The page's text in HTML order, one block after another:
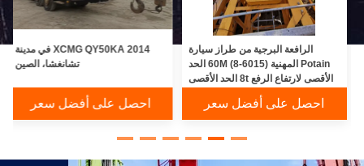
الرافعة البرجية من طراز سيارة
Potain المهنية (6015-8) 60M الحد
الأقصى لارتفاع الرفع 8t الحد الأقصى
احصل على أفضل سعر
2014 XCMG QY50KA في مدينة
تشانغشا، الصين
احصل على أفضل سعر